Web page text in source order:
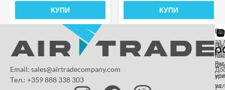
КУПИ КУПИ
Email: sales@airtradecompany.com
Тел.: +359 888 338 303
За
нас
и
за
за